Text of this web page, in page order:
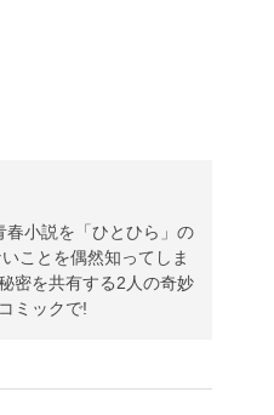
春小説を「ひとひら」の
ことを偶然知ってしま
密を共有する2人の奇妙
ミックで!